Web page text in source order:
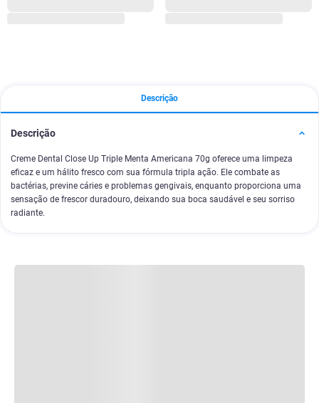
Descrição
Descrição
Creme Dental Close Up Triple Menta Americana 70g oferece uma limpeza
eficaz e um hálito fresco com sua fórmula tripla ação. Ele combate as
bactérias, previne cáries e problemas gengivais, enquanto proporciona uma
sensação de frescor duradouro, deixando sua boca saudável e seu sorriso
radiante.